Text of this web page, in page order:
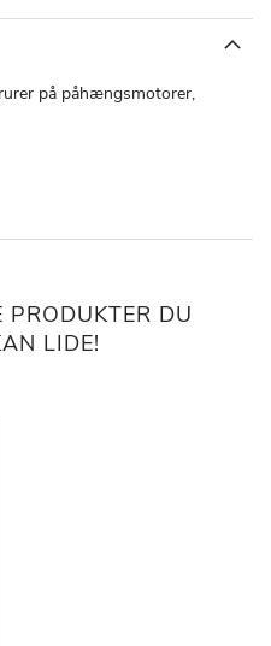
på påhængsmotorer,
DU
LIDE!